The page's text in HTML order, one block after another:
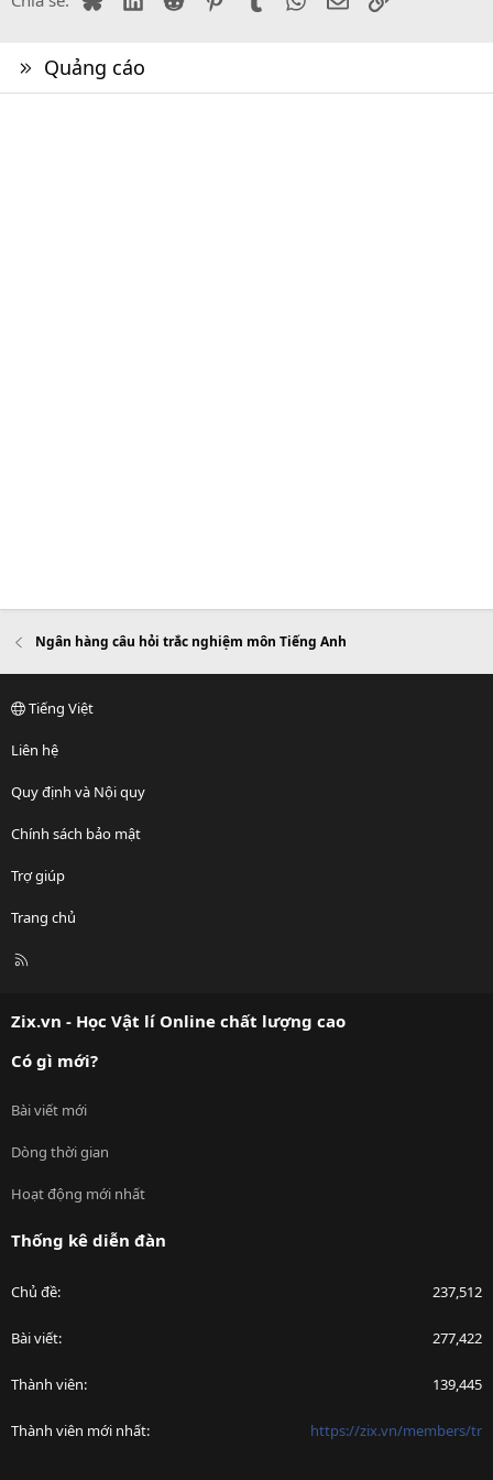
Quảng cáo
Ngân hàng câu hỏi trắc nghiệm môn Tiếng Anh
Tiếng Việt
Liên hệ
Quy định và Nội quy
Chính sách bảo mật
Trợ giúp
Trang chủ
R
Zix.vn - Học Vật lí Online chất lượng cao
Có gì mới?
Bài viết mới
Dòng thời gian
Hoạt động mới nhất
Thống kê diễn đàn
Chủ đề 237,512
Bài viết 277,422
Thành viên 139,445
Thành viên mới nhất https://zix.vn/members/tr